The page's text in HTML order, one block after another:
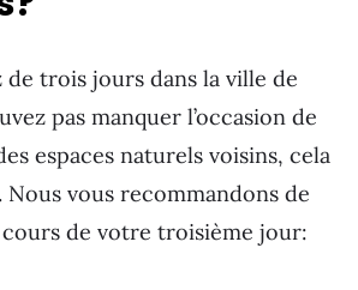
de trois jours dans la ville de
pas manquer l’occasion de
espaces naturels voisins, cela
Nous vous recommandons de
de votre troisième jour: